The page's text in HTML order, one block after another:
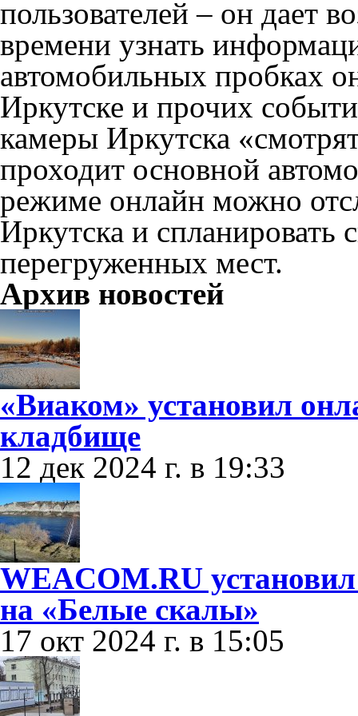
пользователей – он дает
времени узнать
автомобильных пробках
Иркутске и прочих
камеры Иркутска
проходит основной
режиме онлайн можно
Иркутска и спланировать
перегруженных мест.
Архив новостей
«Виаком» установил
кладбище
12 дек 2024 г. в 19:33
WEACOM.RU
на «Белые скалы»
17 окт 2024 г. в 15:05